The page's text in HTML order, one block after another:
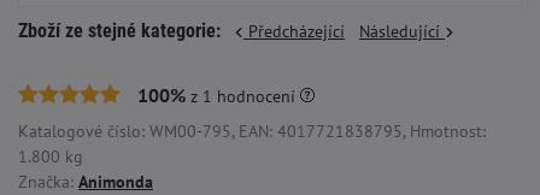
Zboží ze stejné kategorie: Předcházející Následující
100% z 1 hodnocení
Katalogové číslo: WM00-795, EAN: 4017721838795, Hmotnost:
1.800 kg
Značka: Animonda